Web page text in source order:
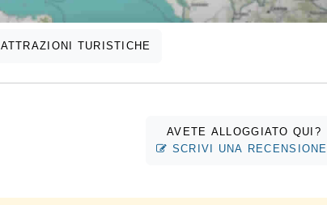
ATTRAZIONI TURISTICHE
AVETE ALLOGGIATO QUI?
SCRIVI UNA